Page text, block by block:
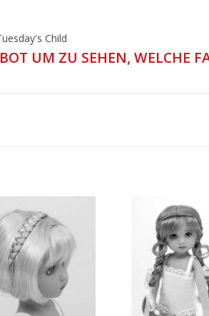
Child
UM ZU SEHEN, WELCHE